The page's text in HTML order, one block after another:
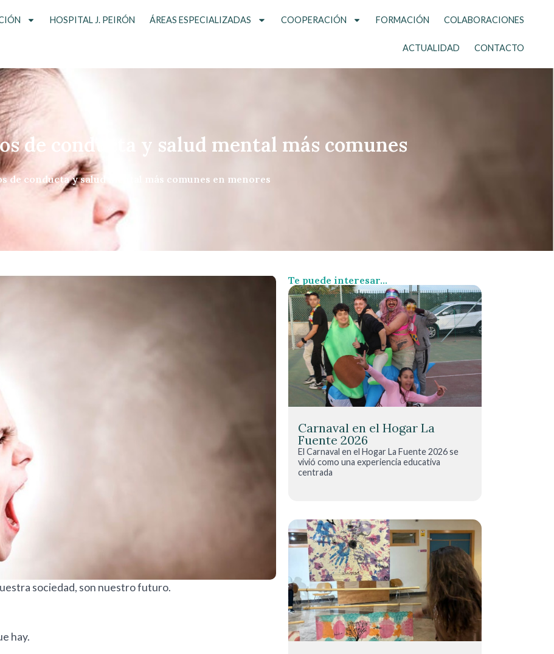
HOSPITAL J. PEIRÓN ÁREAS ESPECIALIZADAS COOPERACIÓN FORMACIÓN COLABORACIONES
ACTUALIDAD CONTACTO
de conducta y salud mental más comunes
de conducta y salud mental más comunes en menores
sociedad, son nuestro futuro.
hay.
Te puede interesar...
Carnaval en el Hogar La
Fuente 2026
El Carnaval en el Hogar La Fuente 2026 se
vivió como una experiencia educativa
centrada